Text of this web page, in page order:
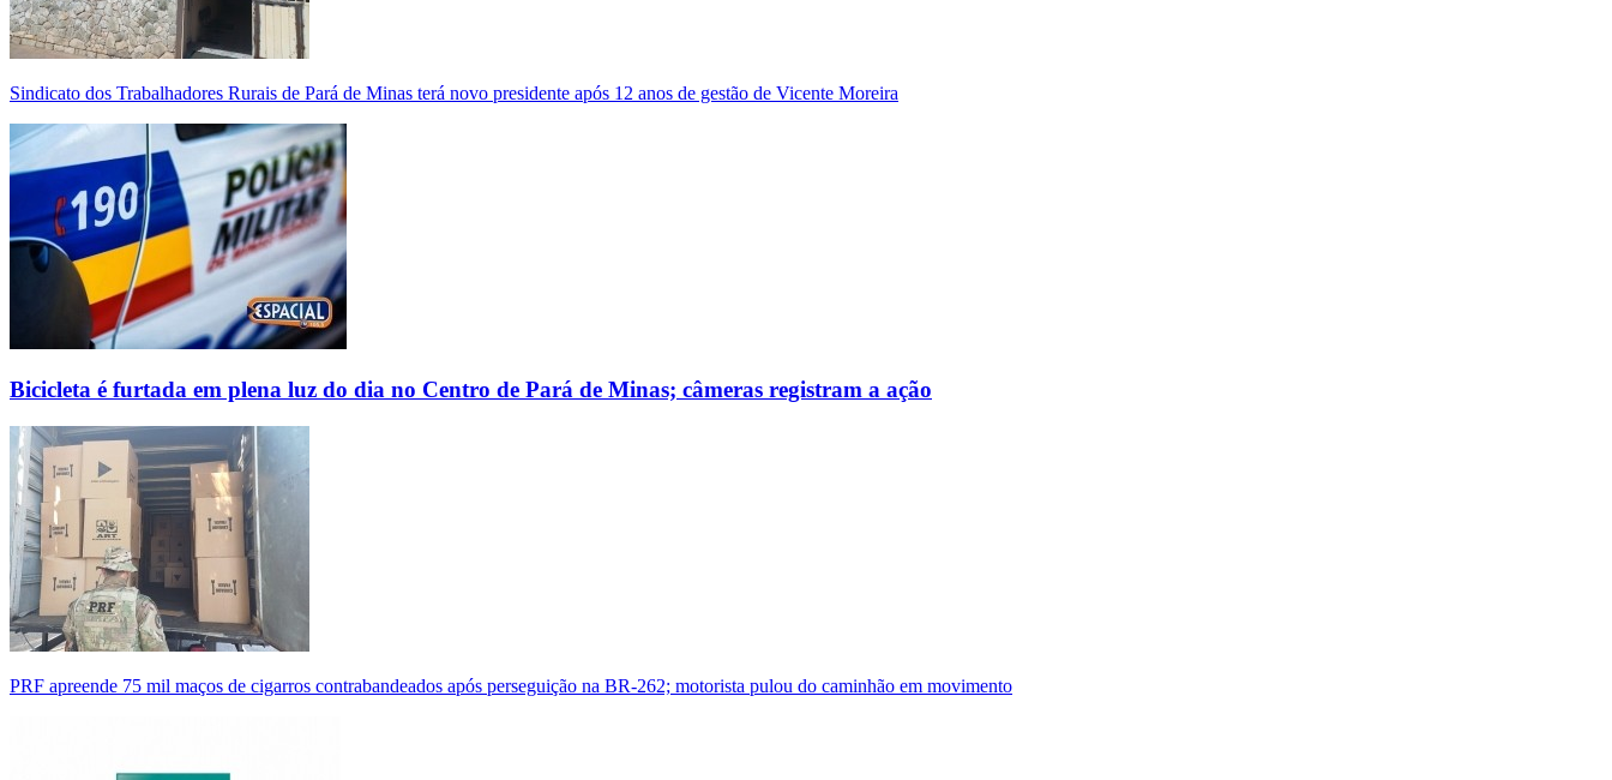
Sindicato dos Trabalhadores Rurais de Pará de Minas terá novo presidente após 12 anos de gestão de Vicente Moreira
Bicicleta é furtada em plena luz do dia no Centro de Pará de Minas; câmeras registram a ação
PRF apreende 75 mil maços de cigarros contrabandeados após perseguição na BR-262; motorista pulou do caminhão em movimento